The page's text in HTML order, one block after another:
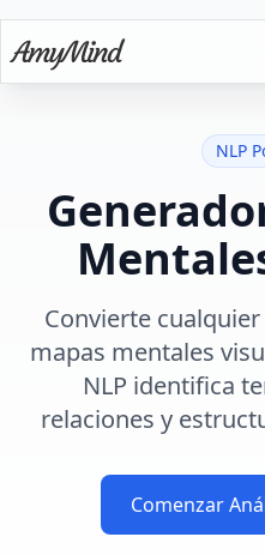
NLP
Convierte
mapas mentales
NLP identifica
relaciones y
Comenzar